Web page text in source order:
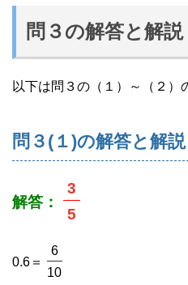
問３の解答と解説
以下は問３の（１）～（２）
問３(１)の解答と解説
解答：
3
5
0.6＝
6
10